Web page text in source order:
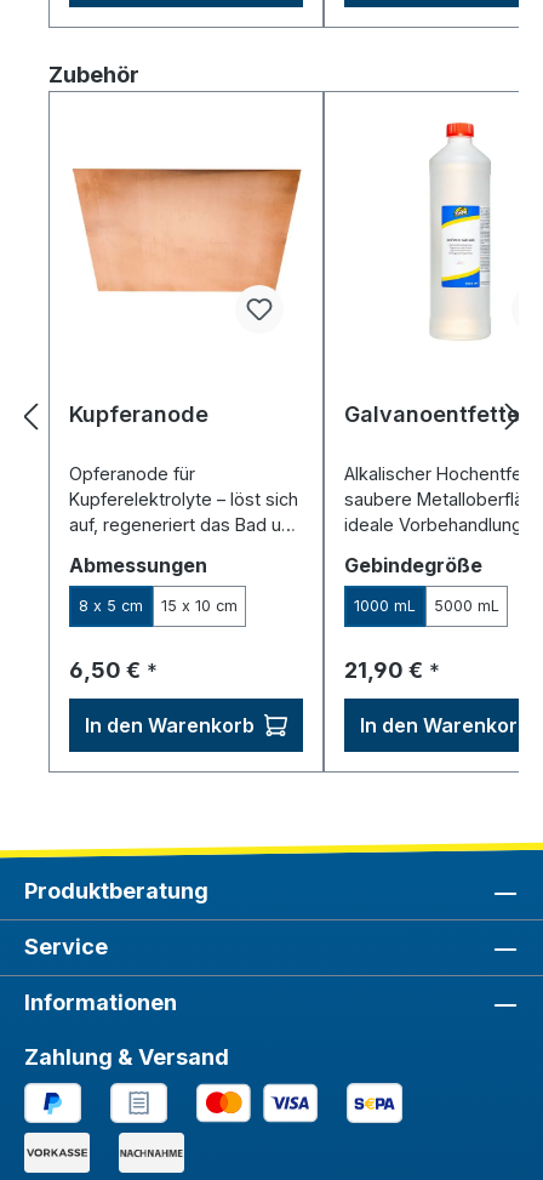
Produktgalerie überspringen
Zubehör
Kupferanode
Opferanode für
Kupferelektrolyte – löst sich
auf, regeneriert das Bad und
Abmessungen
8 x 5 cm 15 x 10 cm
Regulärer Preis:
6,50 € *
In den Warenkorb
Galvanoentfetter
Alkalischer
saubere
ideale Vorbehandlung
Gebindegröße
1000 mL 5000 mL
Regulärer Preis:
21,90 € *
In den Warenkorb
Produktberatung
Service
Informationen
Zahlung & Versand